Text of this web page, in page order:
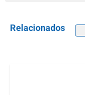
Relacionados